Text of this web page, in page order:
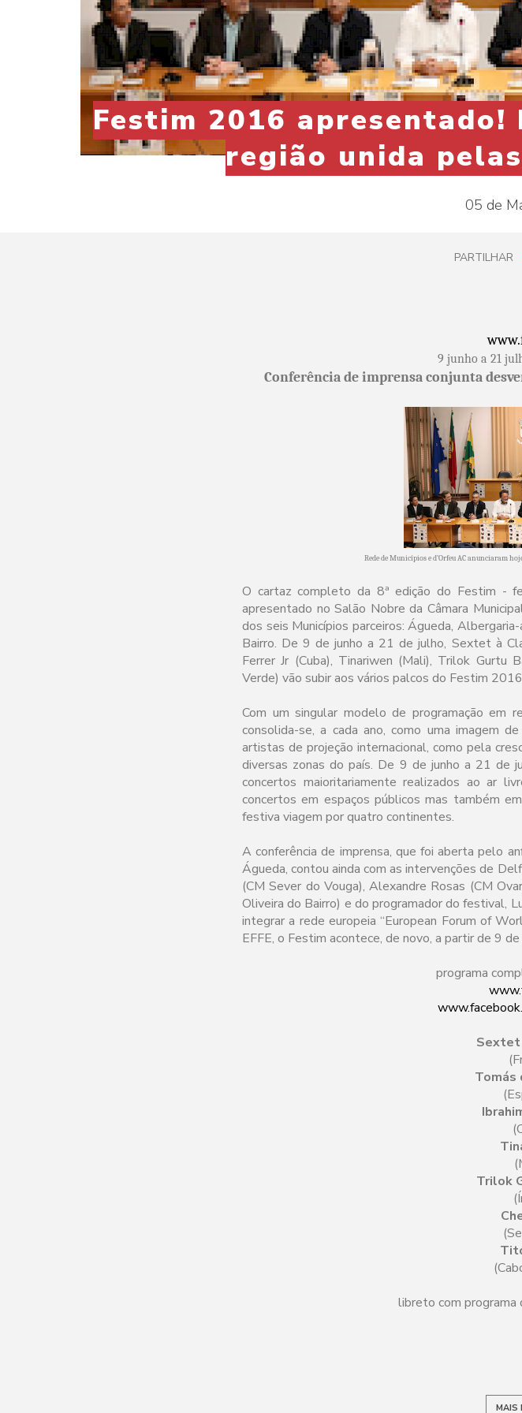
Festim 2016 apresentado!
região unida
05 de
PARTILHAR
9 junho a 21
Conferência de imprensa conjunta
Rede de Municípios e d’Orfeu AC anunciaram
O cartaz completo da 8ª edição do Festim -
apresentado no Salão Nobre da Câmara
dos seis Municípios parceiros: Águeda,
Bairro. De 9 de junho a 21 de julho, Sextet à
Ferrer Jr (Cuba), Tinariwen (Mali), Trilok Gurtu
Verde) vão subir aos vários palcos do Festim
Com um singular modelo de programação em
consolida-se, a cada ano, como uma imagem
artistas de projeção internacional, como pela
diversas zonas do país. De 9 de junho a 21
concertos maioritariamente realizados ao ar
concertos em espaços públicos mas também
festiva viagem por quatro continentes.
A conferência de imprensa, que foi aberta pelo
Águeda, contou ainda com as intervenções de
(CM Sever do Vouga), Alexandre Rosas (CM
Oliveira do Bairro) e do programador do festival,
integrar a rede europeia “European Forum of
EFFE, o Festim acontece, de novo, a partir de 9 de
programa
Sextet
Tomás
Trilok
libreto com programa
MAIS